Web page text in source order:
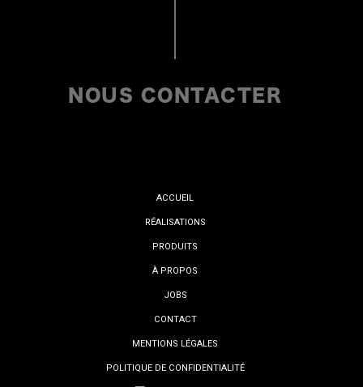
NOUS CONTACTER
ACCUEIL
RÉALISATIONS
PRODUITS
À PROPOS
JOBS
CONTACT
MENTIONS LÉGALES
POLITIQUE DE CONFIDENTIALITÉ